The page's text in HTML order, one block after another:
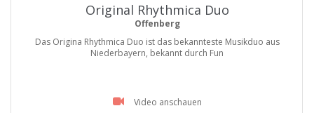
Original Rhythmica Duo
Offenberg
Das Origina Rhythmica Duo ist das bekannteste Musikduo aus
Niederbayern, bekannt durch Fun
Video anschauen